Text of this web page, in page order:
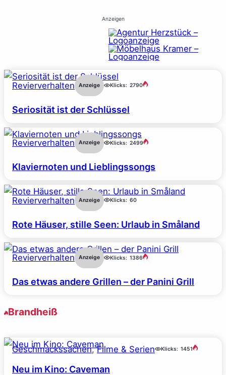
Anzeigen
Revierverhalten Anzeige Klicks: 2790
Seriosität ist der Schlüssel
Revierverhalten Anzeige Klicks: 2499
Klaviernoten und Lieblingssongs
Revierverhalten Anzeige Klicks: 60
Rote Häuser, stille Seen: Urlaub in Småland
Revierverhalten Anzeige Klicks: 1386
Das etwas andere Grillen – der Panini Grill
Brandheiß
Geschmackssachen, Filme & Serien Klicks: 1451
Neu im Kino: Caveman